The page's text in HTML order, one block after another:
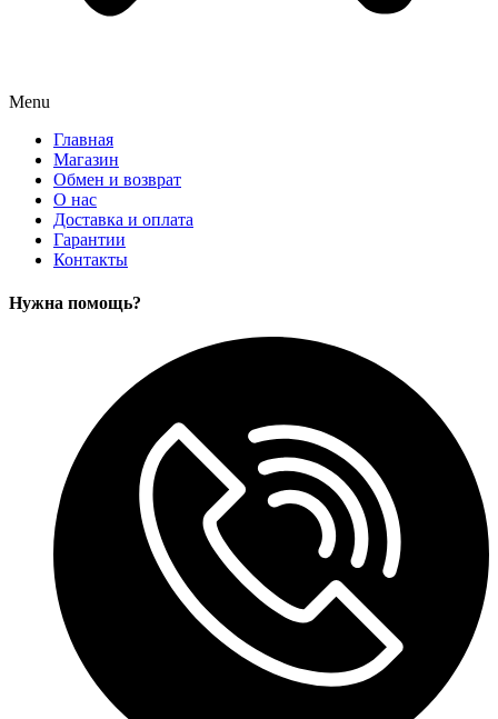
Menu
Главная
Магазин
Обмен и возврат
О нас
Доставка и оплата
Гарантии
Контакты
Нужна помощь?